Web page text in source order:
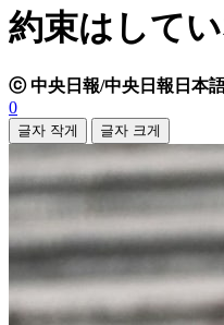
約束はしてい
ⓒ 中央日報/中央日報日本
0
글자 작게 글자 크게